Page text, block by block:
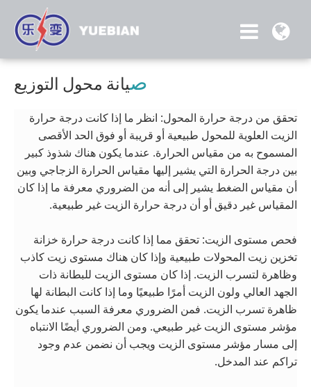
صيانة محول التوزيع
تحقق من درجة حرارة المحول: انظر ما إذا كانت درجة حرارة
الزيت العلوية للمحول طبيعية أو قريبة أو فوق الحد الأقصى
المسموح به من مقياس الحرارة. عندما يكون هناك شذوذ كبير
بين درجة الحرارة التي يشير إليها مقياس الحرارة الزجاجي وبين
أن مقياس الضغط يشير إلى أنه من الضروري معرفة ما إذا كان
المقياس غير دقيق أو أن درجة حرارة الزيت غير طبيعية.
فحص مستوى الزيت: تحقق مما إذا كانت درجة حرارة خزانة
تخزين زيت المحولات طبيعية وإذا كان هناك مستوى زيت كاذب
وظاهرة لتسرب الزيت. إذا كان مستوى الزيت للبطانة ذات
الجهد العالي ولون الزيت أمرًا طبيعيًا وما إذا كانت البطانة لها
ظاهرة تسرب الزيت. فمن الضروري معرفة السبب عندما يكون
مؤشر مستوى الزيت غير طبيعي. ومن الضروري أيضًا الانتباه
إلى مسار مؤشر مستوى الزيت ويجب أن نضمن عدم وجود
تراكم عند المدخل.